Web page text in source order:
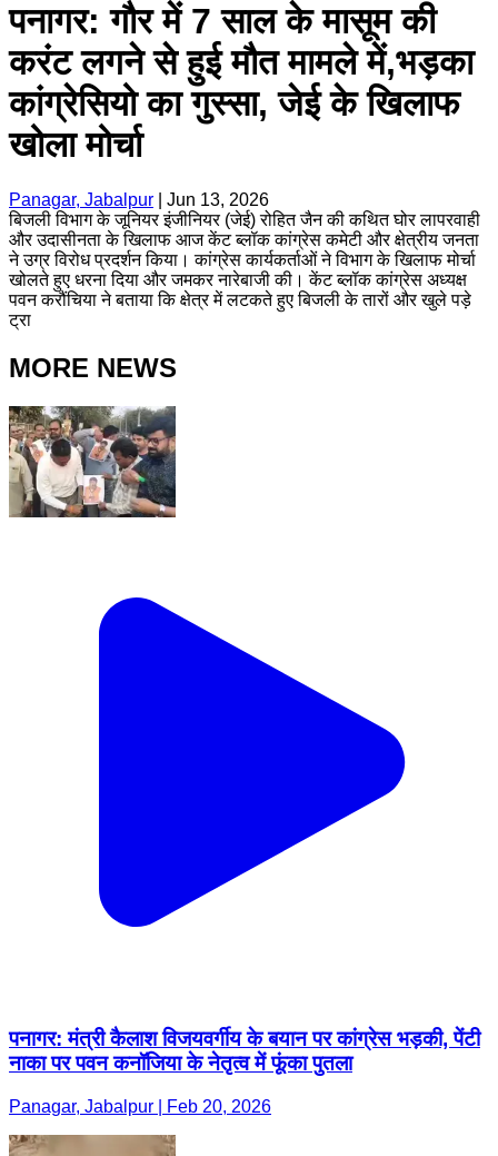
पनागर: गौर में 7 साल के मासूम की
करंट लगने से हुई मौत मामले में,भड़का
कांग्रेसियो का गुस्सा, जेई के खिलाफ
खोला मोर्चा
Panagar, Jabalpur
Jun 13, 2026
बिजली विभाग के जूनियर इंजीनियर (जेई) रोहित जैन की कथित घोर लापरवाही
और उदासीनता के खिलाफ आज केंट ब्लॉक कांग्रेस कमेटी और क्षेत्रीय जनता
ने उग्र विरोध प्रदर्शन किया। कांग्रेस कार्यकर्ताओं ने विभाग के खिलाफ मोर्चा
खोलते हुए धरना दिया और जमकर नारेबाजी की। केंट ब्लॉक कांग्रेस अध्यक्ष
पवन करौंचिया ने बताया कि क्षेत्र में लटकते हुए बिजली के तारों और खुले पड़े
ट्रा
MORE NEWS
पनागर: मंत्री कैलाश विजयवर्गीय के बयान पर कांग्रेस भड़की, पेंटी
नाका पर पवन कनॉजिया के नेतृत्व में फूंका पुतला
Panagar, Jabalpur | Feb 20, 2026